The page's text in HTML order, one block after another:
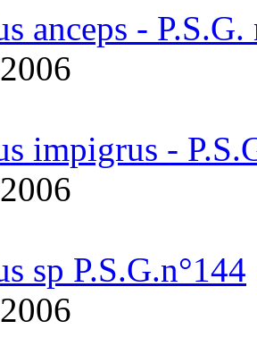
anceps - P.S.G.
impigrus -
sp P.S.G.n°144